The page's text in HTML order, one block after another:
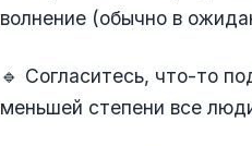
волнение (обычно в
🔹 Согласитесь, что-то
меньшей степени все